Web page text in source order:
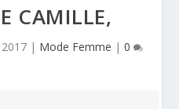
CAMILLE,
2017 | Mode Femme | 0